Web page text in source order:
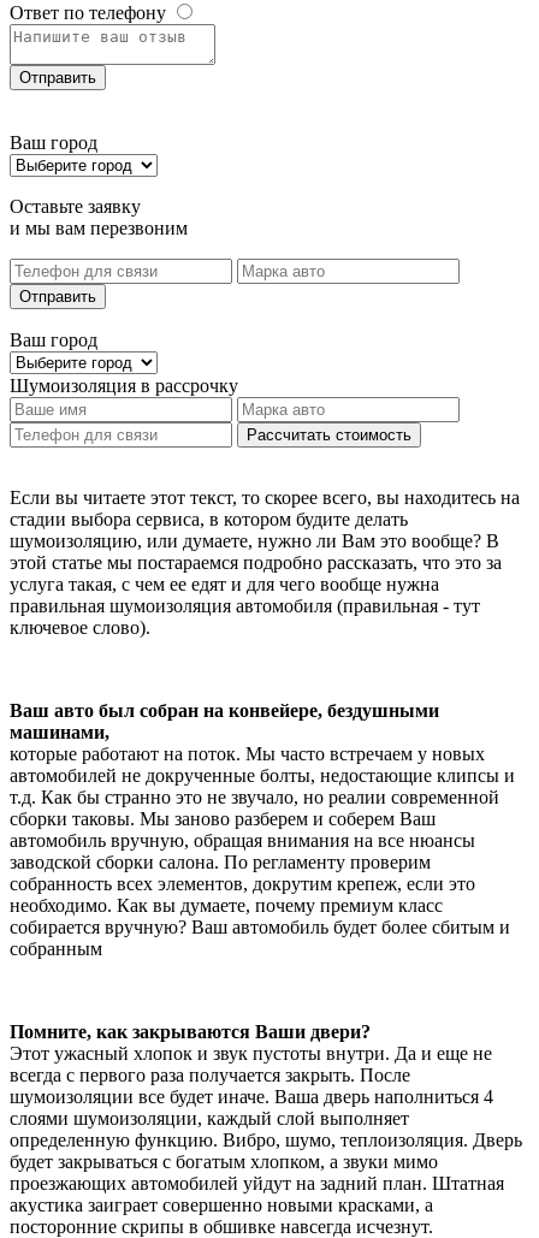
Ответ по телефону
Отправить
Ваш город
Оставьте заявку
и мы вам перезвоним
Отправить
Ваш город
Шумоизоляция в рассрочку
Рассчитать стоимость
Если вы читаете этот текст, то скорее всего, вы находитесь на
стадии выбора сервиса, в котором будите делать
шумоизоляцию, или думаете, нужно ли Вам это вообще? В
этой статье мы постараемся подробно рассказать, что это за
услуга такая, с чем ее едят и для чего вообще нужна
правильная шумоизоляция автомобиля (правильная - тут
ключевое слово).
Ваш авто был собран на конвейере, бездушными
машинами,
которые работают на поток. Мы часто встречаем у новых
автомобилей не докрученные болты, недостающие клипсы и
т.д. Как бы странно это не звучало, но реалии современной
сборки таковы. Мы заново разберем и соберем Ваш
автомобиль вручную, обращая внимания на все нюансы
заводской сборки салона. По регламенту проверим
собранность всех элементов, докрутим крепеж, если это
необходимо. Как вы думаете, почему премиум класс
собирается вручную? Ваш автомобиль будет более сбитым и
собранным
Помните, как закрываются Ваши двери?
Этот ужасный хлопок и звук пустоты внутри. Да и еще не
всегда с первого раза получается закрыть. После
шумоизоляции все будет иначе. Ваша дверь наполниться 4
слоями шумоизоляции, каждый слой выполняет
определенную функцию. Вибро, шумо, теплоизоляция. Дверь
будет закрываться с богатым хлопком, а звуки мимо
проезжающих автомобилей уйдут на задний план. Штатная
акустика заиграет совершенно новыми красками, а
посторонние скрипы в обшивке навсегда исчезнут.